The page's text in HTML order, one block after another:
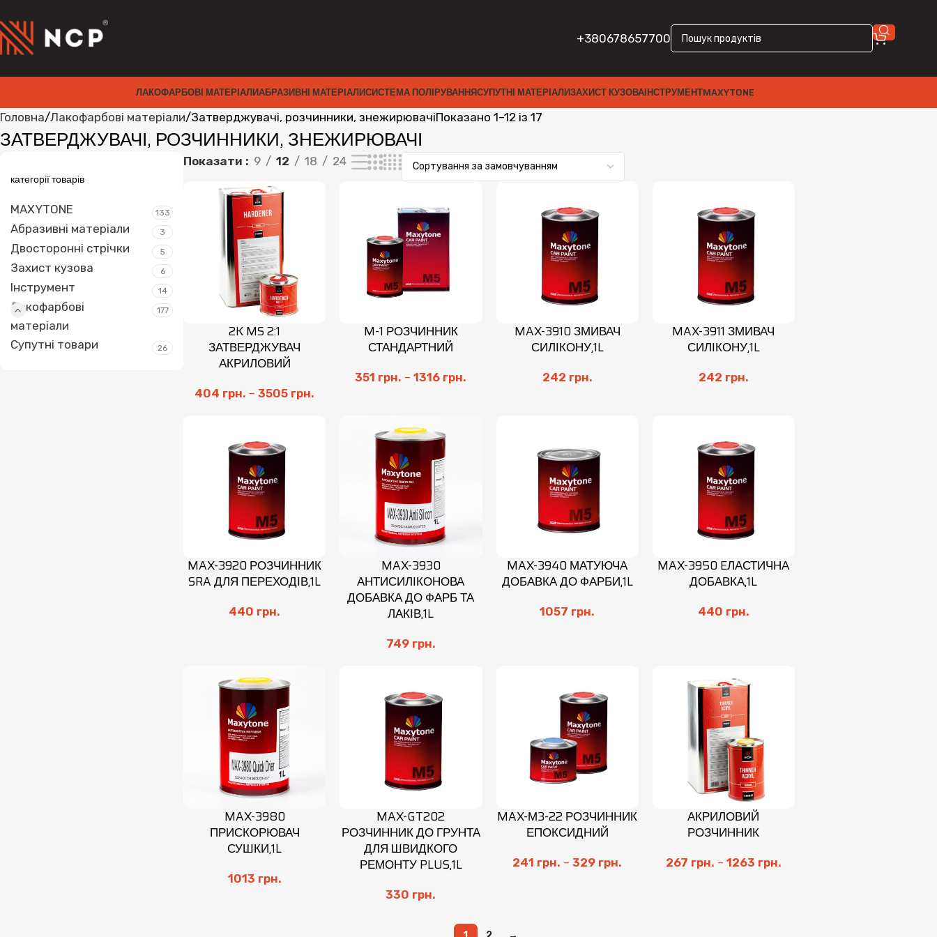
+380678657700
ЛАКОФАРБОВІ МАТЕРІАЛИАБРАЗИВНІ МАТЕРІАЛИСИСТЕМА ПОЛІРУВАННЯСУПУТНІ МАТЕРІАЛИЗАХИСТ КУЗОВАІНСТРУМЕНТMAXYTONE
Головна Лакофарбові матеріали Затверджувачі, розчинники, знежирювачіПоказано 1–12 із 17
ЗАТВЕРДЖУВАЧІ, РОЗЧИННИКИ, ЗНЕЖИРЮВАЧІ
категорії товарів
MAXYTONE 133
Абразивні матеріали 3
Двосторонні стрічки 5
Захист кузова 6
Інструмент 14
Лакофарбові
матеріали
177
Супутні товари 26
Показати 9 12 18 24
2K MS 2:1
ЗАТВЕРДЖУВАЧ
АКРИЛОВИЙ
404 грн. – 3505 грн.
M-1 РОЗЧИННИК
СТАНДАРТНИЙ
351 грн. – 1316 грн.
MAX-3910 ЗМИВАЧ
СИЛІКОНУ,1L
242 грн.
MAX-3911 ЗМИВАЧ
СИЛІКОНУ,1L
242 грн.
MAX-3920 РОЗЧИННИК
SRA ДЛЯ ПЕРЕХОДІВ,1L
440 грн.
MAX-3930
АНТИСИЛІКОНОВА
ДОБАВКА ДО ФАРБ ТА
ЛАКІВ,1L
749 грн.
MAX-3940 МАТУЮЧА
ДОБАВКА ДО ФАРБИ,1L
1057 грн.
MAX-3950 EЛАСТИЧНА
ДОБАВКА,1L
440 грн.
MAX-3980
ПРИСКОРЮВАЧ
СУШКИ,1L
1013 грн.
MAX-GT202
РОЗЧИННИК ДО ГРУНТА
ДЛЯ ШВИДКОГО
РЕМОНТУ PLUS,1L
330 грн.
MAX-М3-22 РОЗЧИННИК
ЕПОКСИДНИЙ
241 грн. – 329 грн.
АКРИЛОВИЙ
РОЗЧИННИК
267 грн. – 1263 грн.